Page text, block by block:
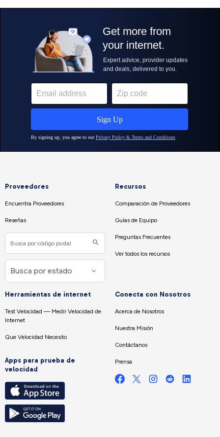
Proveedores
Encuentra Proveedores
Reseñas
Recursos
Comparación de Proveedores
Guías de Equipo
Preguntas Frecuentes
Ver todos los recursos
Herramientas de internet
Test Velocidad — Medir Velocidad de
Internet
Que Velocidad Necesito
Apps para prueba de
velocidad
Conecta con Nosotros
Acerca de Nosotros
Nuestra Misión
Contáctanos
Prensa